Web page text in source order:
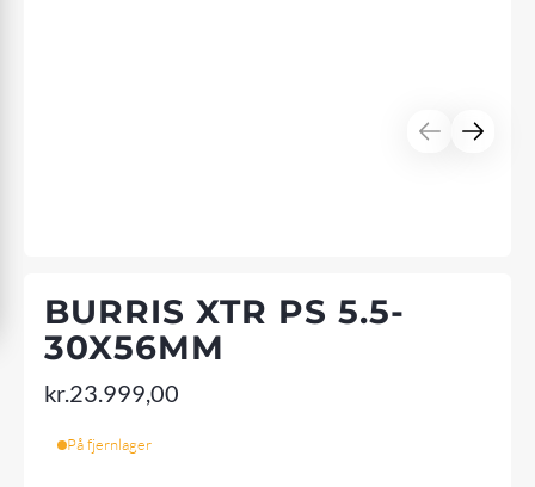
BURRIS XTR PS 5.5-
30X56MM
kr.23.999,00
På fjernlager